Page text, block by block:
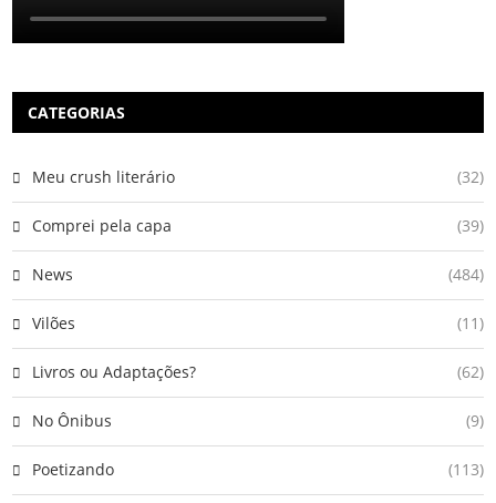
CATEGORIAS
Meu crush literário (32)
Comprei pela capa (39)
News (484)
Vilões (11)
Livros ou Adaptações? (62)
No Ônibus (9)
Poetizando (113)